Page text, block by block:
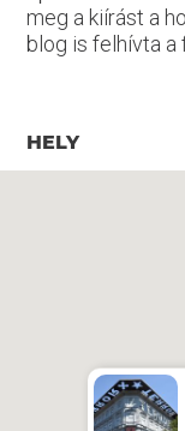
meg a kiírást a
blog is felhívta a
HELY